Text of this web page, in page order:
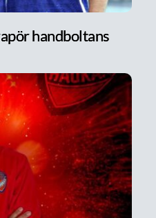
handboltans